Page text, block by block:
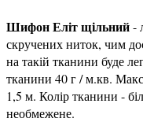
Шифон Еліт щільний-
скручених ниток, чим
на такій тканини буде
тканини 40 г / м.кв.
1,5 м. Колір тканини -
необмежене.